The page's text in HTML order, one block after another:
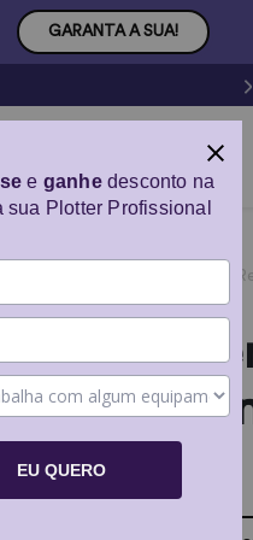
GARANTA A SUA!
2+ -
e ganhedesconto na
sua Plotter Profissional
EU QUERO